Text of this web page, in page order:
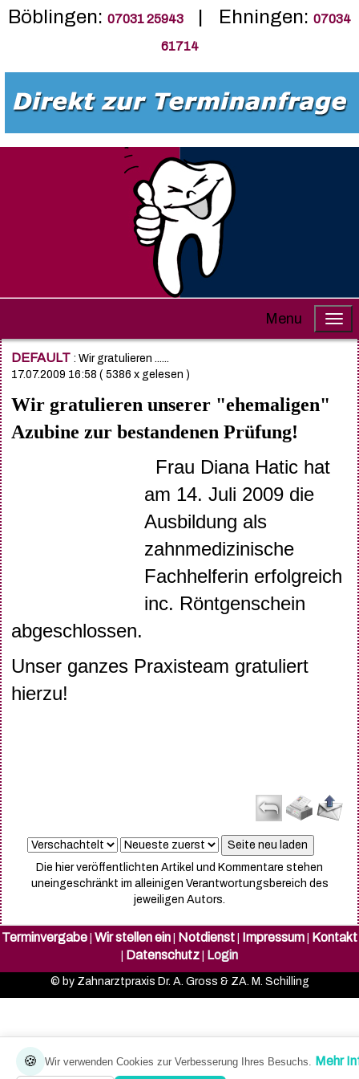
Böblingen: 07031 25943 | Ehningen: 07034
61714
Menu
DEFAULT: Wir gratulieren ......
17.07.2009 16:58 ( 5386 x gelesen )
Wir gratulieren unserer "ehemaligen"
Azubine zur bestandenen Prüfung!
Frau Diana Hatic hat
am 14. Juli 2009 die
Ausbildung als
zahnmedizinische
Fachhelferin erfolgreich
inc. Röntgenschein
abgeschlossen.
Unser ganzes Praxisteam gratuliert
hierzu!
Die hier veröffentlichten Artikel und Kommentare stehen
uneingeschränkt im alleinigen Verantwortungsbereich des
jeweiligen Autors.
Terminvergabe Wir stellen ein Notdienst Impressum Kontakt
Datenschutz Login
© by Zahnarztpraxis Dr. A. Gross & ZA. M. Schilling
🍪 Wir verwenden Cookies zur Verbesserung Ihres Besuchs. Mehr